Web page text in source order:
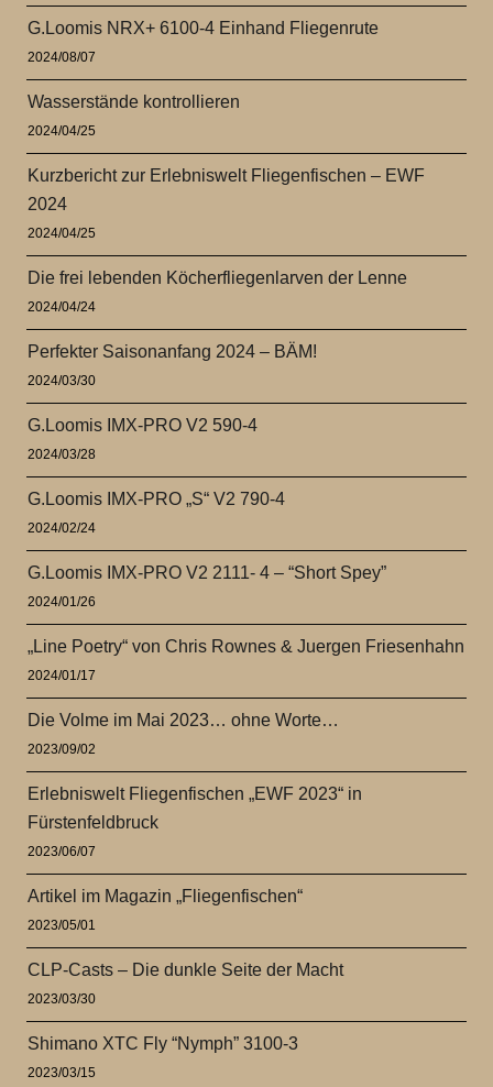
G.Loomis NRX+ 6100-4 Einhand Fliegenrute
2024/08/07
Wasserstände kontrollieren
2024/04/25
Kurzbericht zur Erlebniswelt Fliegenfischen – EWF
2024
2024/04/25
Die frei lebenden Köcherfliegenlarven der Lenne
2024/04/24
Perfekter Saisonanfang 2024 – BÄM!
2024/03/30
G.Loomis IMX-PRO V2 590-4
2024/03/28
G.Loomis IMX-PRO „S“ V2 790-4
2024/02/24
G.Loomis IMX-PRO V2 2111- 4 – “Short Spey”
2024/01/26
„Line Poetry“ von Chris Rownes & Juergen Friesenhahn
2024/01/17
Die Volme im Mai 2023… ohne Worte…
2023/09/02
Erlebniswelt Fliegenfischen „EWF 2023“ in
Fürstenfeldbruck
2023/06/07
Artikel im Magazin „Fliegenfischen“
2023/05/01
CLP-Casts – Die dunkle Seite der Macht
2023/03/30
Shimano XTC Fly “Nymph” 3100-3
2023/03/15